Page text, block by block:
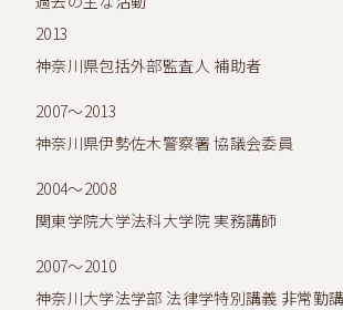
2013
神奈川県包括外部監査人 補助者
2007～2013
神奈川県伊勢佐木警察署 協議会委員
2004～2008
関東学院大学法科大学院 実務講師
2007～2010
神奈川大学法学部 法律学特別講義 非常勤